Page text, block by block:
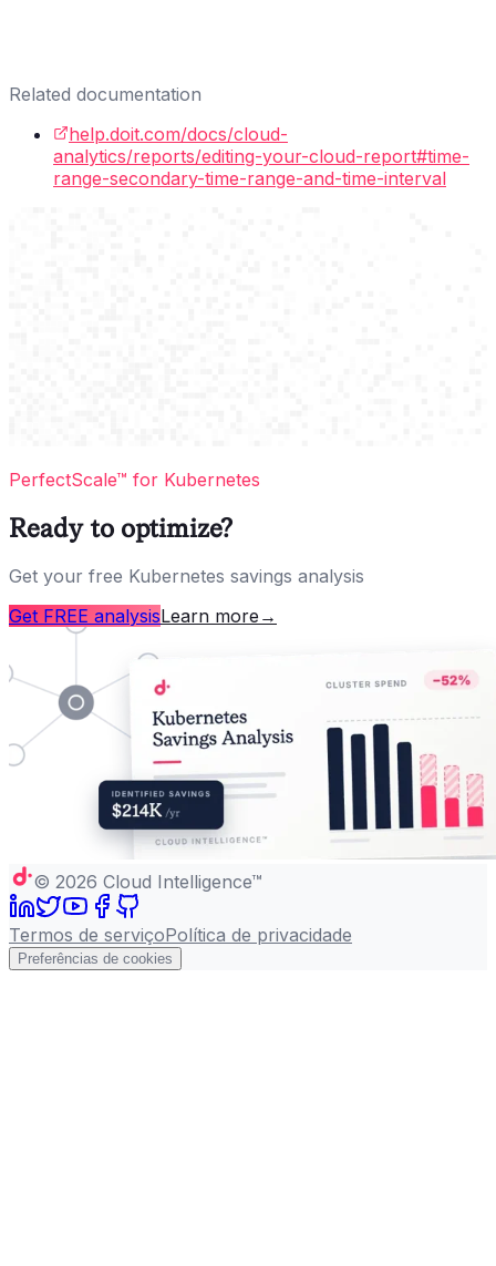
Related documentation
help.doit.com/docs/cloud-
analytics/reports/editing-your-cloud-report#time-
range-secondary-time-range-and-time-interval
PerfectScale™ for Kubernetes
Ready to optimize?
Get your free Kubernetes savings analysis
Get FREE analysisLearn more →
© 2026 Cloud Intelligence™
Termos de serviçoPolítica de privacidade
Preferências de cookies